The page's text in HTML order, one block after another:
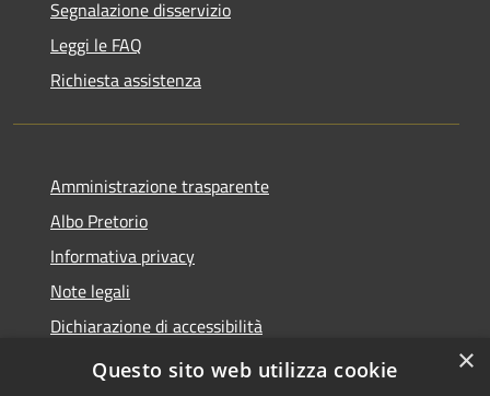
Segnalazione disservizio
Leggi le FAQ
Richiesta assistenza
Amministrazione trasparente
Albo Pretorio
Informativa privacy
Note legali
Dichiarazione di accessibilità
Area riservata dipendenti
×
Questo sito web utilizza cookie